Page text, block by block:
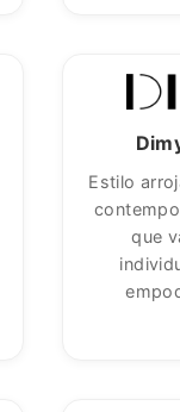
Estilo
que